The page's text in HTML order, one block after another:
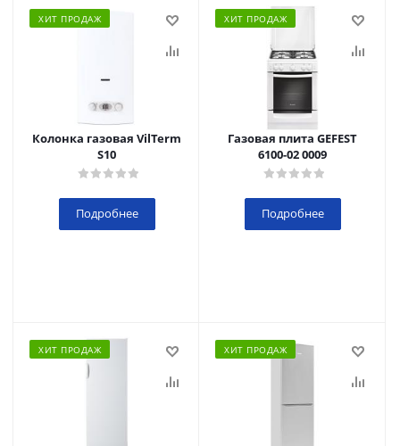
ХИТ ПРОДАЖ
Колонка газовая VilTerm
S10
Подробнее
ХИТ ПРОДАЖ
Газовая плита GEFEST
6100-02 0009
Подробнее
ХИТ ПРОДАЖ ХИТ ПРОДАЖ